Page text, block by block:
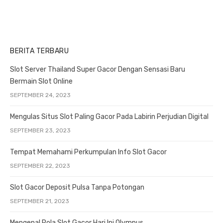
BERITA TERBARU
Slot Server Thailand Super Gacor Dengan Sensasi Baru
Bermain Slot Online
SEPTEMBER 24, 2023
Mengulas Situs Slot Paling Gacor Pada Labirin Perjudian Digital
SEPTEMBER 23, 2023
Tempat Memahami Perkumpulan Info Slot Gacor
SEPTEMBER 22, 2023
Slot Gacor Deposit Pulsa Tanpa Potongan
SEPTEMBER 21, 2023